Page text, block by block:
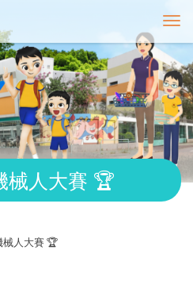
T
o
g
g
l
e
n
v
g
械人大賽 🏆
械人大賽 🏆